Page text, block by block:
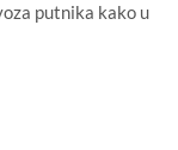
putnika kako u